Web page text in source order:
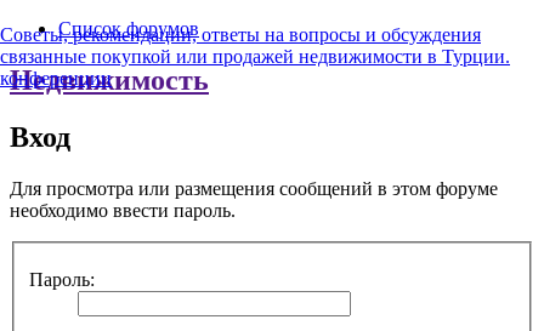
Советы, рекомендации, ответы на вопросы и обсуждения
связанные покупкой или продажей недвижимости в Турции.
конференции
Список форумов
Недвижимость
Вход
Для просмотра или размещения сообщений в этом форуме
необходимо ввести пароль.
Пароль: